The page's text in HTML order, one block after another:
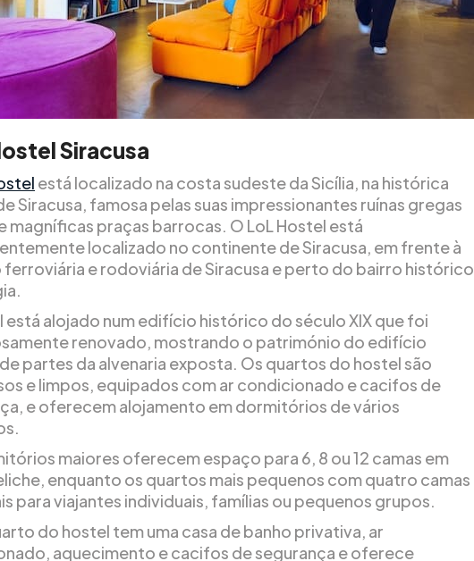
Siracusa
está localizado na costa sudeste da Sicília, na histórica
Siracusa, famosa pelas suas impressionantes ruínas gregas
magníficas praças barrocas. O LoL Hostel está
localizado no continente de Siracusa, em frente à
e rodoviária de Siracusa e perto do bairro histórico
está alojado num edifício histórico do século XIX que foi
renovado, mostrando o património do edifício
partes da alvenaria exposta. Os quartos do hostel são
e limpos, equipados com ar condicionado e cacifos de
e oferecem alojamento em dormitórios de vários
maiores oferecem espaço para 6, 8 ou 12 camas em
enquanto os quartos mais pequenos com quatro camas
para viajantes individuais, famílias ou pequenos grupos.
do hostel tem uma casa de banho privativa, ar
aquecimento e cacifos de segurança e oferece